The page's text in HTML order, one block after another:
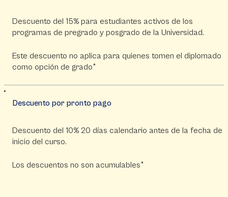
Descuento del 15% para estudiantes activos de los
programas de pregrado y posgrado de la Universidad.
Este descuento no aplica para quienes tomen el diplomado
como opción de grado*
Descuento por pronto pago
Descuento del 10% 20 días calendario antes de la fecha de
inicio del curso.
Los descuentos no son acumulables*